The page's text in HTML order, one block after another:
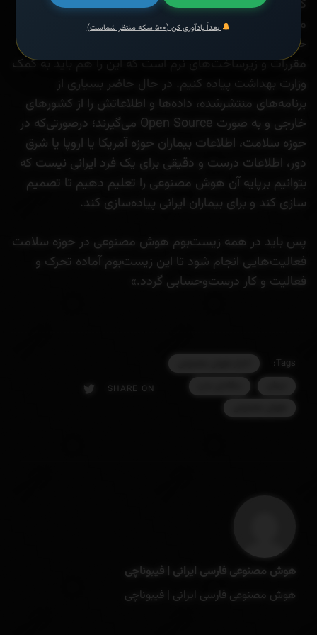
گروه‌های فناور هم مستلزم ایجاد پروتکلی است که
محرمانگی را حفظ کند و اخلاق در آن رعایت شود و در عین
حال اصول و چارچوبی می‌خواهد که از جنس قوانین و
مقررات و زیرساخت‌های نرم است که این را هم باید به کمک
وزارت بهداشت پیاده کنیم. در حال حاضر بسیاری از
برنامه‌های منتشرشده، داده‌ها و اطلاعاتش را از کشورهای
خارجی و به صورت Open Source می‌گیرند؛ درصورتی‌که در
حوزه سلامت، اطلاعات بیماران حوزه آمریکا یا اروپا یا شرق
دور، اطلاعات درست و دقیقی برای یک فرد ایرانی نیست که
بتوانیم برپایه آن هوش مصنوعی را تعلیم دهیم تا تصمیم
سازی کند و برای بیماران ایرانی پیاده‌سازی کند.
پس باید در همه زیست‌بوم هوش مصنوعی در حوزه سلامت
فعالیت‌هایی انجام شود تا این زیست‌بوم آماده تحرک و
فعالیت و کار درست‌وحسابی گردد.»
Tags:
SHARE ON
هوش مصنوعی فارسی ایرانی | فیبوناچی
هوش مصنوعی فارسی ایرانی | فیبوناچی
بعداً یادآوری کن (۵۰۰ سکه منتظر شماست)